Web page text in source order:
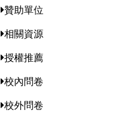
贊助單位
相關資源
授權推薦
校內問卷
校外問卷